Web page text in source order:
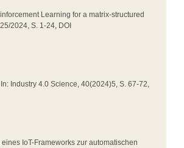
Learning for a matrix-structured
2024, S. 1-24, DOI
Industry 4.0 Science, 40(2024)5, S. 67-72,
IoT-Frameworks zur automatischen